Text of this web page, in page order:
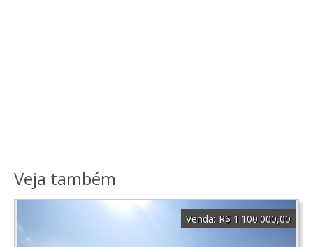
Veja também
Venda: R$ 1.100.000,00